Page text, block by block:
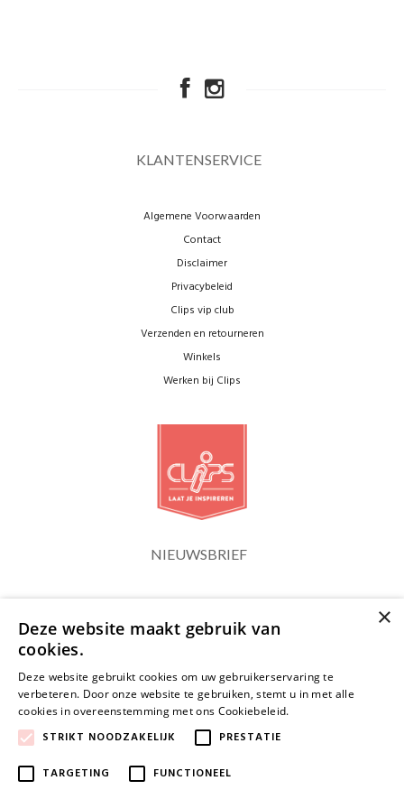
KLANTENSERVICE
Algemene Voorwaarden
Contact
Disclaimer
Privacybeleid
Clips vip club
Verzenden en retourneren
Winkels
Werken bij Clips
NIEUWSBRIEF
×
Deze website maakt gebruik van
cookies.
Deze website gebruikt cookies om uw gebruikerservaring te
verbeteren. Door onze website te gebruiken, stemt u in met alle
cookies in overeenstemming met ons Cookiebeleid.
STRIKT NOODZAKELIJK
PRESTATIE
TARGETING
FUNCTIONEEL